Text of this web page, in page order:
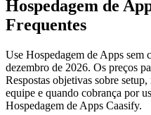
Hospedagem de
Frequentes
Use Hospedagem de Apps sem
dezembro de 2026. Os preços
Respostas objetivas sobre
equipe e quando cobrança por
Hospedagem de Apps Caasify.